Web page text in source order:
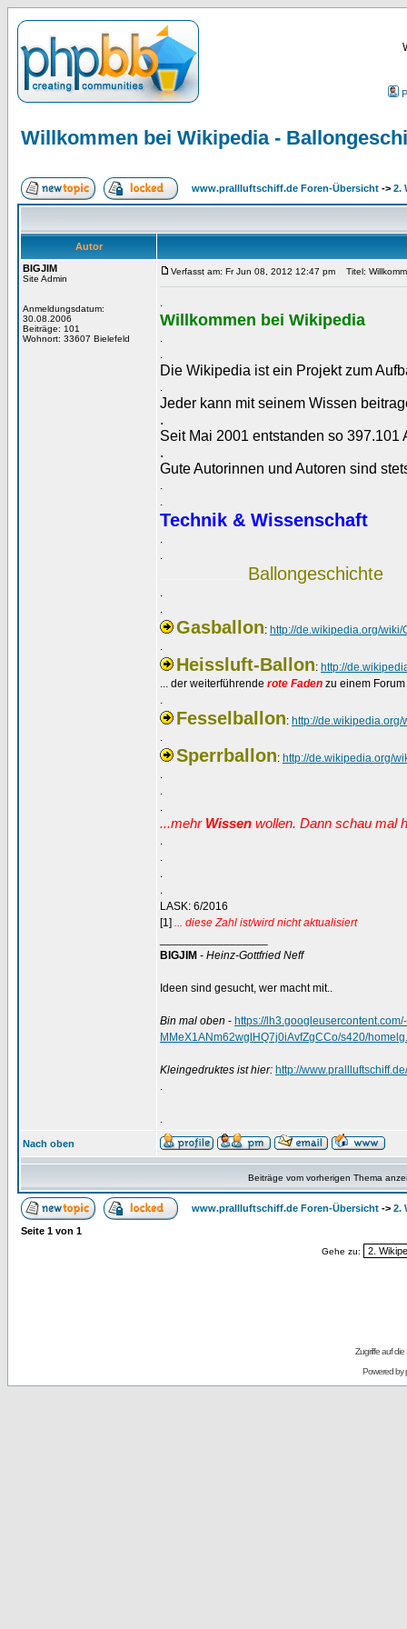
Willkommen bei Wikipedia -
www.prallluftschiff.de Foren-Übersicht -> 2.
Autor
BIGJIM
Site Admin
Anmeldungsdatum:
30.08.2006
Beiträge: 101
Wohnort: 33607 Bielefeld
Verfasst am: Fr Jun 08, 2012 12:47 pm Titel:
.
Willkommen bei Wikipedia
.
.
Die Wikipedia ist ein Projekt zum
.
Jeder kann mit seinem Wissen
.
Seit Mai 2001 entstanden so 397.101
.
Gute Autorinnen und Autoren sind
.
.
Technik & Wissenschaft
.
.
Ballongeschichte
.
.
Gasballon: http://de.wikipedia.org/wiki/
.
Heissluft-Ballon: http://
... der weiterführende rote Faden zu einem
.
Fesselballon: http://
.
Sperrballon: http://de.wikipedia.org/
.
.
.
...mehr Wissen wollen. Dann schau mal
.
.
.
.
LASK: 6/2016
[1] ... diese Zahl ist/wird nicht aktualisiert
BIGJIM - Heinz-Gottfried Neff
Ideen sind gesucht, wer macht mit..
Bin mal oben - https://
MMeX1ANm62wglHQ7j0iAvfZgCCo/s420/
Kleingedruktes ist hier: http://
.
.
Nach oben
Beiträge vom vorherigen Thema
www.prallluftschiff.de Foren-Übersicht -> 2.
Seite 1 von 1
Gehe zu:
Zugriffe auf
Powered by